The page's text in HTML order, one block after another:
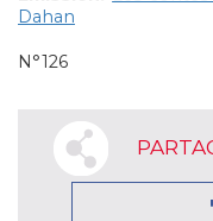
Dahan
N°126